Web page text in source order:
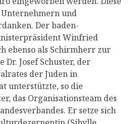
und
Der baden-
Winfried
ebenso als Schirmherr zur
Josef Schuster, der
der Juden in
unterstützte, so die
das Organisationsteam des
Er setze sich